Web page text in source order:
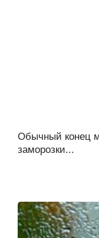
Обычный конец
заморозки...